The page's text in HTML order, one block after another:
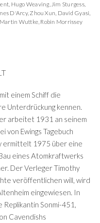
, Hugo Weaving,Jim Sturgess,
D'Arcy,Zhou Xun, David Gyasi,
Martin Wuttke, Robin Morrissey
einem Schiff die
Unterdrückung kennen.
arbeitet 1931 an seinem
Ewings Tagebuch
ermittelt 1975 über eine
eines Atomkraftwerks
Der Verleger Timothy
veröffentlichen will, wird
eingewiesen. In
Sonmi-451,
Cavendishs